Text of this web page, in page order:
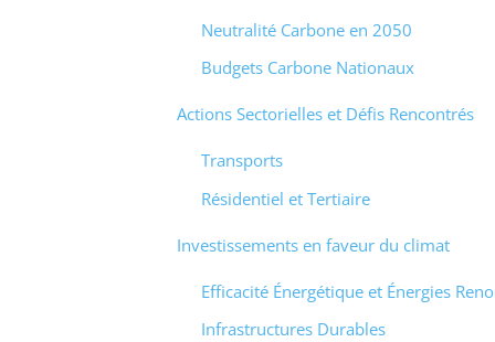
Neutralité Carbone en 2050
Budgets Carbone Nationaux
Actions Sectorielles et Défis Rencontrés
Transports
Résidentiel et Tertiaire
Investissements en faveur du climat
Efficacité Énergétique et Énergies
Infrastructures Durables